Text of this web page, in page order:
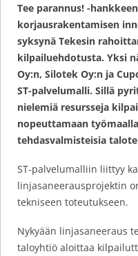
Tee parannus! -
korjausrakentamisen
syksynä Tekesin
kilpailuehdotusta. Yksi
Oy:n, Silotek Oy:n ja
ST-palvelumalli. Sillä
nielemiä resursseja
nopeuttamaan
tehdasvalmisteisia
ST-palvelumalliin liittyy
linjasaneerausprojektin
tekniseen toteutukseen.
Nykyään linjasaneeraus
taloyhtiö aloittaa